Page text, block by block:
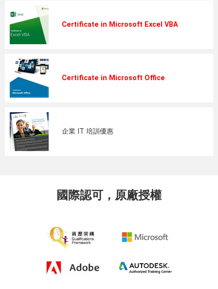
Certificate in Microsoft Excel VBA
Certificate in Microsoft Office
企業 IT 培訓優惠
國際認可，原廠授權